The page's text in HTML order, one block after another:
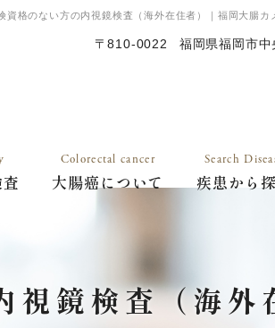
資格のない方の内視鏡検査（海外在住者）｜福岡大腸
〒810-0022 福岡県福岡市
Colorectal cancer
大腸癌について
Search
疾患から
鏡検査（海外